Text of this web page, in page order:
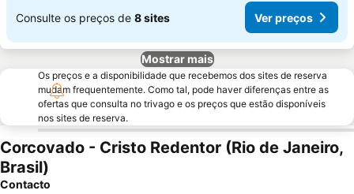
Consulte os preços de 8 sites Ver preços
Mostrar mais
Os preços e a disponibilidade que recebemos dos sites de reserva
mudam frequentemente. Como tal, pode haver diferenças entre as
ofertas que consulta no trivago e os preços que estão disponíveis
nos sites de reserva.
Corcovado - Cristo Redentor (Rio de Janeiro,
Brasil)
Contacto